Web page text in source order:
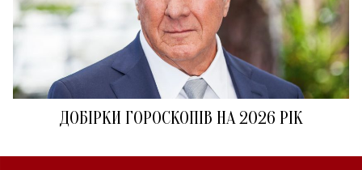
ДОБІРКИ ГОРОСКОПІВ НА 2026 РІК